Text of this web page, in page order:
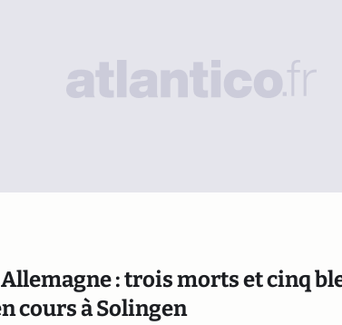
: trois morts et cinq
cours à Solingen